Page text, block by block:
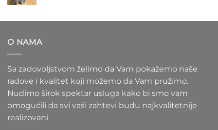
1.100 RSD
O NAMA
Sa zadovoljstvom želimo da Vam pokažemo naše
radove i kvalitet koji možemo da Vam pružimo.
Nudimo širok spektar usluga kako bi smo vam
omogućili da svi vaši zahtevi budu najkvalitetnije
realizovani